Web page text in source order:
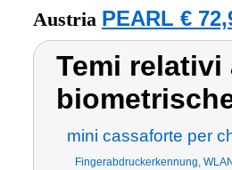
Austria PEARL €
Temi relativi
mini cassaforte per
Fingerabdruckerkennung,